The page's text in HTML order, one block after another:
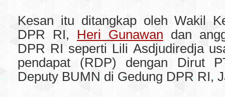
Kesan itu ditangkap oleh Wakil
DPR RI, Heri Gunawan dan
DPR RI seperti Lili Asdjudiredja
pendapat (RDP) dengan Dirut
Deputy BUMN di Gedung DPR RI,